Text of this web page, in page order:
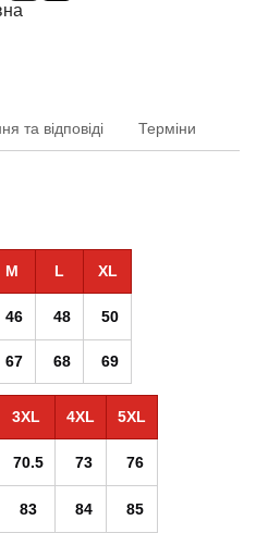
та відповіді Терміни
M L XL
46 48 50
67 68 69
3XL 4XL 5XL
70.5 73 76
83 84 85